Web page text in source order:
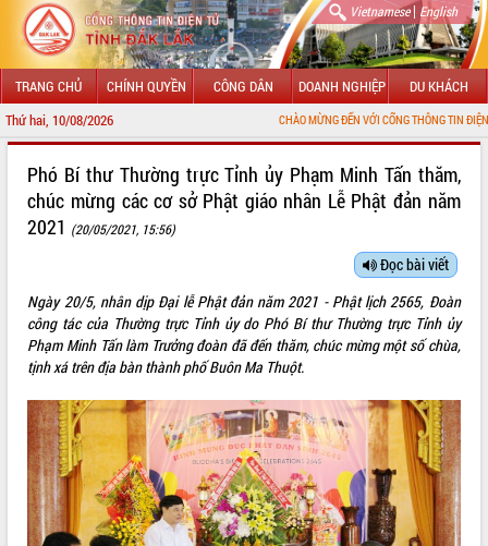
Vietnamese| English
TRANG CHỦ CHÍNH QUYỀN CÔNG DÂN DOANH NGHIỆP DU KHÁCH
Thứ hai, 10/08/2026 CHÀO MỪNG ĐẾN VỚI CỔNG THÔNG TIN ĐIỆN TỬ TỈNH ĐẮK LẮK
LÃNH ĐẠO UBND TỈNH
SỞ, BAN, NGÀNH
UBND CÁC XÃ, PHƯỜNG
HỆ THỐNG VĂN BẢN
VĂN BẢN HĐND TỈNH
ĐIỂM TIN VĂN BẢN
Phó Bí thư Thường trực Tỉnh ủy Phạm Minh Tấn thăm,
chúc mừng các cơ sở Phật giáo nhân Lễ Phật đản năm
2021 (20/05/2021, 15:56)
Đọc bài viết
Ngày 20/5, nhân dịp Đại lễ Phật đản năm 2021 - Phật lịch 2565, Đoàn
công tác của Thường trực Tỉnh ủy do Phó Bí thư Thường trực Tỉnh ủy
Phạm Minh Tấn làm Trưởng đoàn đã đến thăm, chúc mừng một số chùa,
tịnh xá trên địa bàn thành phố Buôn Ma Thuột.